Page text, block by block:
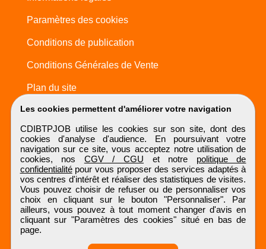
Les cookies permettent d'améliorer votre navigation
CDIBTPJOB utilise les cookies sur son site, dont des
cookies d'analyse d'audience. En poursuivant votre
navigation sur ce site, vous acceptez notre utilisation de
cookies, nos CGV / CGU et notre politique de
confidentialitépour vous proposer des services adaptés à
vos centres d'intérêt et réaliser des statistiques de visites.
Vous pouvez choisir de refuser ou de personnaliser vos
choix en cliquant sur le bouton "Personnaliser". Par
ailleurs, vous pouvez à tout moment changer d'avis en
cliquant sur "Paramètres des cookies" situé en bas de
page.
Paramètres des cookies
Conditions de publication
Conditions Générales de Vente
Plan du site